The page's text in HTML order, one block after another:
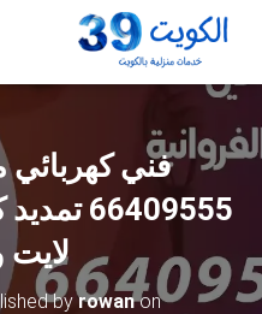
فني كهربائي
لايت
byrowanon